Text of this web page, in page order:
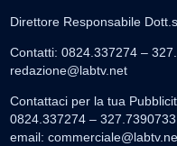
Direttore Responsabile
Contatti: 0824.337274 –
redazione@labtv.net
Contattaci per la tua
0824.337274 – 327.7390733
email: